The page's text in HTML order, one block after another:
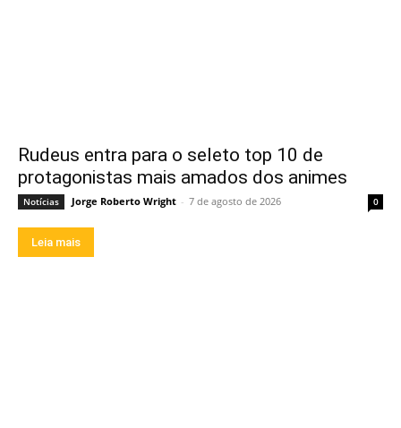
Rudeus entra para o seleto top 10 de
protagonistas mais amados dos animes
Notícias Jorge Roberto Wright - 7 de agosto de 2026 0
Leia mais